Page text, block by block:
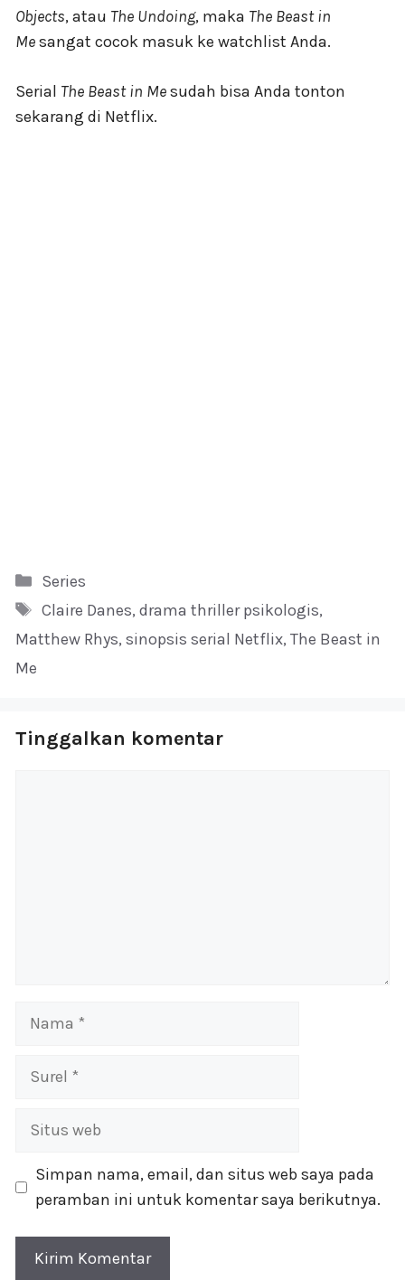
Objects, atau The Undoing, maka The Beast in
Mesangat cocok masuk ke watchlist Anda.
Serial The Beast in Mesudah bisa Anda tonton
sekarang di Netflix.
Kategori
Series
Tag
Claire Danes, drama thriller psikologis,
Matthew Rhys, sinopsis serial Netflix, The Beast in
Me
Tinggalkan komentar
Nama
Surel
Situs
Simpan nama, email, dan situs web saya pada
peramban ini untuk komentar saya berikutnya.